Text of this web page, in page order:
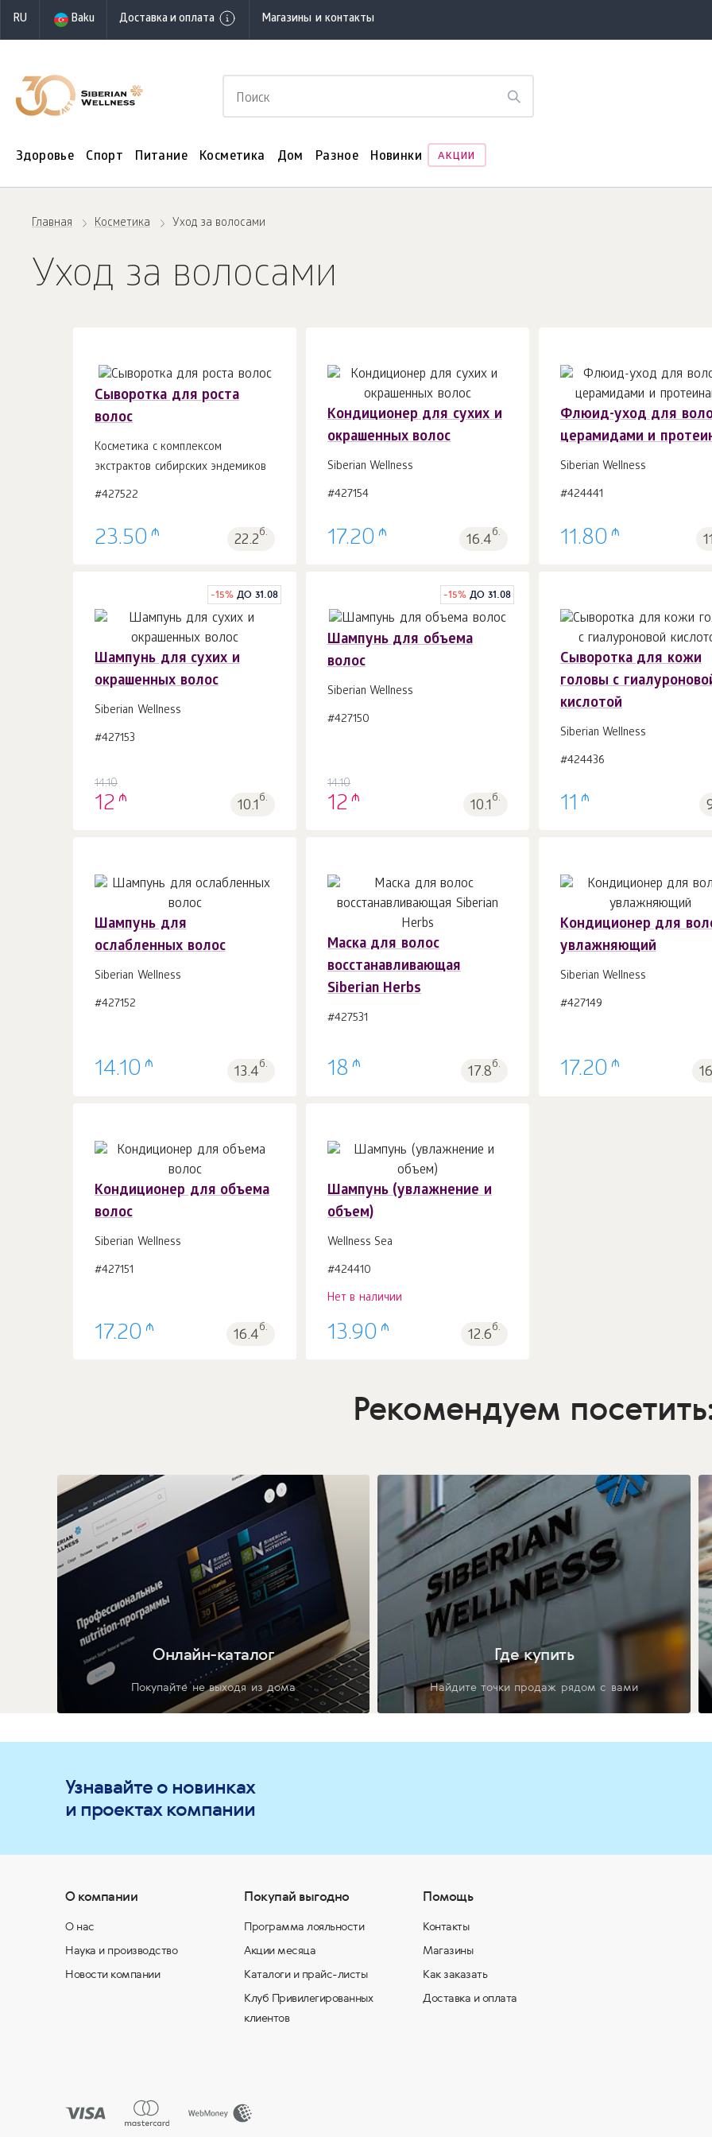
RU Baku Доставка и оплата Магазины и контакты
Здоровье Спорт Питание Косметика Дом Разное Новинки АКЦИИ
Главная Косметика Уход за волосами
Уход за волосами
Сыворотка для роста
волос
Косметика с комплексом
экстрактов сибирских эндемиков
#427522
23.50 ₼ 22.2б.
В корзину 1шт.
Кондиционер для сухих и
окрашенных волос
Siberian Wellness
#427154
17.20 ₼ 16.4б.
Флюид-уход для
церамидами и
Siberian Wellness
#424441
11.80 ₼
-15% ДО 31.08
Шампунь для сухих и
окрашенных волос
Siberian Wellness
#427153
14.10
12 ₼ 10.1б.
-15% ДО 31.08
Шампунь для объема
волос
Siberian Wellness
#427150
14.10
12 ₼ 10.1б.
В корзину 1
Сыворотка для кожи
головы с
кислотой
Siberian Wellness
#424436
11 ₼
В корзину 1
Шампунь для
ослабленных волос
Siberian Wellness
#427152
14.10 ₼ 13.4б.
Маска для волос
восстанавливающая
Siberian Herbs
#427531
18 ₼ 17.8б.
В корзину 1шт.
Кондиционер для
увлажняющий
Siberian Wellness
#427149
17.20 ₼
Кондиционер для объема
волос
Siberian Wellness
#427151
17.20 ₼ 16.4б.
Шампунь (увлажнение и
объем)
Wellness Sea
#424410
Нет в наличии
13.90 ₼ 12.6б.
Рекомендуем
Онлайн-каталог
Покупайте не выходя из дома
Где купить
Найдите точки продаж рядом с вами
Узнавайте о новинках
и проектах компании
О компании
О нас
Наука и производство
Новости компании
Покупай выгодно
Программа лояльности
Акции месяца
Каталоги и прайс-листы
Клуб Привилегированных
клиентов
Помощь
Контакты
Магазины
Как заказать
Доставка и оплата